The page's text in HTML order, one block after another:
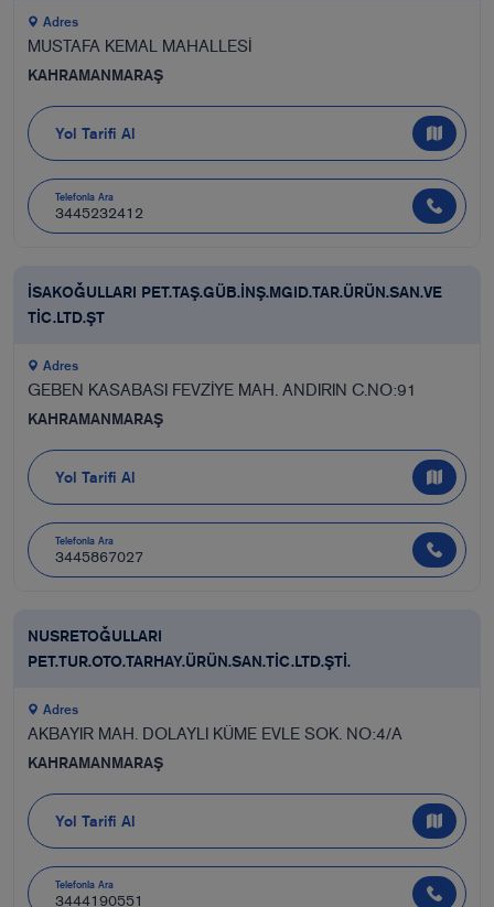
Adres
MUSTAFA KEMAL MAHALLESİ
KAHRAMANMARAŞ
Yol Tarifi Al
Telefonla Ara
3445232412
İSAKOĞULLARI PET.TAŞ.GÜB.İNŞ.MGID.TAR.ÜRÜN.SAN.VE
TİC.LTD.ŞT
Adres
GEBEN KASABASI FEVZİYE MAH. ANDIRIN C.NO:91
KAHRAMANMARAŞ
Yol Tarifi Al
Telefonla Ara
3445867027
NUSRETOĞULLARI
PET.TUR.OTO.TARHAY.ÜRÜN.SAN.TİC.LTD.ŞTİ.
Adres
AKBAYIR MAH. DOLAYLI KÜME EVLE SOK. NO:4/A
KAHRAMANMARAŞ
Yol Tarifi Al
Telefonla Ara
3444190551